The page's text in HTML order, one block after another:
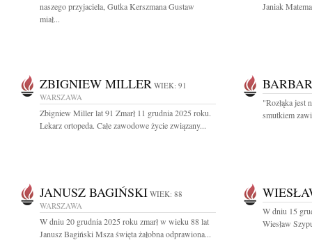
naszego przyjaciela, Gutka Kerszmana Gustaw
miał...
Janiak
ZBIGNIEW MILLER WIEK: 91
WARSZAWA
Zbigniew Miller lat 91 Zmarł 11 grudnia 2025 roku.
Lekarz ortopeda. Całe zawodowe życie związany...
"Rozłąka jest
smutkiem
JANUSZ BAGIŃSKI WIEK: 88
WARSZAWA
W dniu 20 grudnia 2025 roku zmarł w wieku 88 lat
Janusz Bagiński Msza święta żałobna odprawiona...
W dniu 15
Wiesław